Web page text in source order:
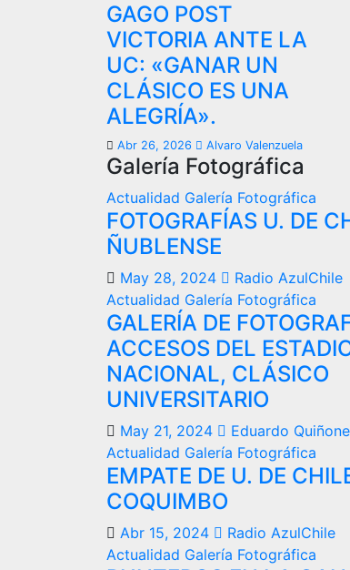
GAGO POST
VICTORIA ANTE LA
UC: «GANAR UN
CLÁSICO ES UNA
ALEGRÍA».
Abr 26, 2026 Alvaro Valenzuela
Galería Fotográfica
Actualidad Galería Fotográfica
FOTOGRAFÍAS U. DE
ÑUBLENSE
May 28, 2024
Radio AzulChile
Actualidad Galería Fotográfica
GALERÍA DE
ACCESOS DEL
NACIONAL, CLÁSICO
UNIVERSITARIO
May 21, 2024
Eduardo
Actualidad Galería Fotográfica
EMPATE DE U. DE
COQUIMBO
Abr 15, 2024
Radio AzulChile
Actualidad Galería Fotográfica